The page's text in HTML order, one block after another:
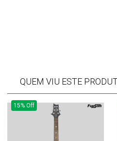
QUEM VIU ESTE
15% Off